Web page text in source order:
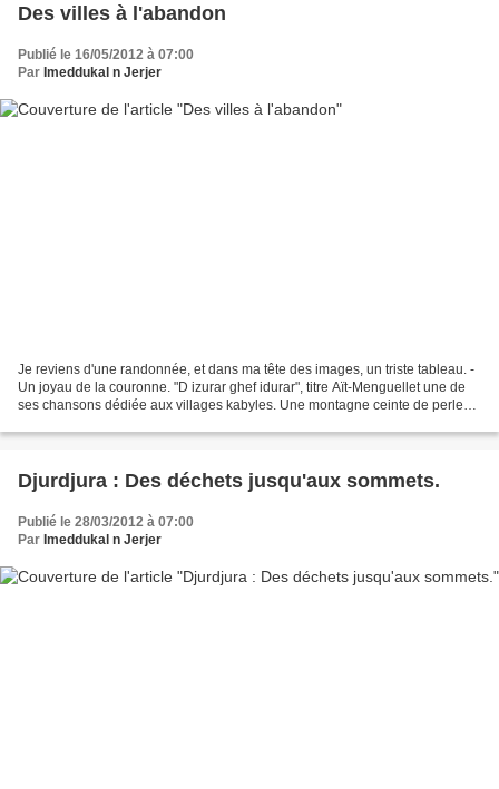
Des villes à l'abandon
Publié le 16/05/2012 à 07:00
Par Imeddukal n Jerjer
Je reviens d'une randonnée, et dans ma tête des images, un triste tableau. -
Un joyau de la couronne. "D izurar ghef idurar", titre Aït-Menguellet une de
ses chansons dédiée aux villages kabyles. Une montagne ceinte de perles,
Djurdjura : Des déchets jusqu'aux sommets.
Publié le 28/03/2012 à 07:00
Par Imeddukal n Jerjer